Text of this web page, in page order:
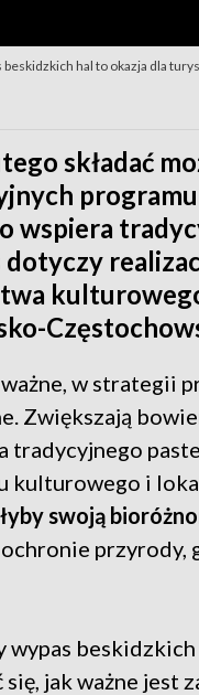
hal to okazja dla
składać
wspiera
w strategii
Zwiększają
tradycyjnego
kulturowego i
swoją
wypas
się, jak ważne jest